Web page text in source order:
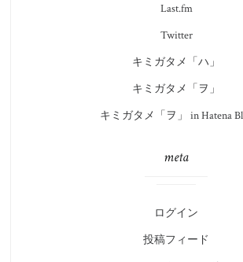
Last.fm
Twitter
キミガタメ「ハ」
キミガタメ「ヲ」
キミガタメ「ヲ」 in Hatena
meta
ログイン
投稿フィード